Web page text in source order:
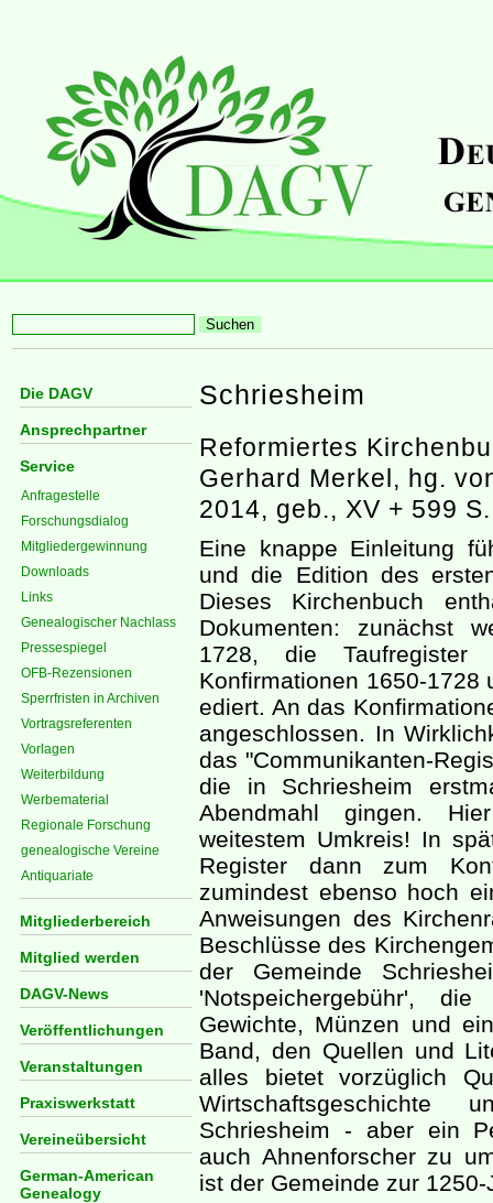
Die DAGV
Ansprechpartner
Service
Anfragestelle
Forschungsdialog
Mitgliedergewinnung
Downloads
Links
Genealogischer Nachlass
Pressespiegel
OFB-Rezensionen
Sperrfristen in Archiven
Vortragsreferenten
Vorlagen
Weiterbildung
Werbematerial
Regionale Forschung
genealogische Vereine
Antiquariate
Mitgliederbereich
Mitglied werden
DAGV-News
Veröffentlichungen
Veranstaltungen
Praxiswerkstatt
Vereineübersicht
German-American
Genealogy
Schriesheim
Reformiertes
Gerhard Merkel, hg.
2014, geb., XV + 599
Eine knappe Einleitung
und die Edition des
Dieses Kirchenbuch
Dokumenten: zunächst
1728, die Taufregister
Konfirmationen 1650-1728
ediert. An das
angeschlossen. In
das "Communikanten-
die in Schriesheim
Abendmahl gingen.
weitestem Umkreis! In
Register dann zum
zumindest ebenso hoch
Anweisungen des
Beschlüsse des
der Gemeinde
'Notspeichergebühr', die
Gewichte, Münzen und
Band, den Quellen und
alles bietet vorzüglich
Schriesheim - aber ein
auch Ahnenforscher zu
ist der Gemeinde zur